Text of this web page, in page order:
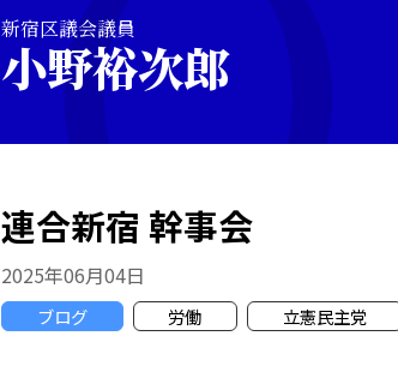
新宿区議会議員
小野裕次郎
連合新宿 幹事会
2025年06月04日
ブログ 労働 立憲民主党